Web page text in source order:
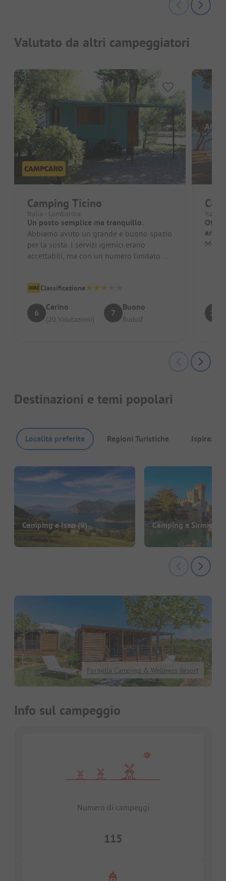
Valutato da altri campeggiatori
Camping Ticino
Italia - Lombardia
Un posto semplice ma tranquillo.
Abbiamo avuto un grande e buono spazio
per la sosta. I servizi igienici erano
accettabili, ma con un numero limitato di
Classificazione
6
Carino
(20 Valutazioni)
7
Buono
Rudolf
Italia
10
Destinazioni e temi popolari
Località preferite Regioni Turistiche
Camping a Iseo(9) Camping a Sirmione
Fornella Camping & Wellness Resort
Info sul campeggio
Numero di campeggi
115